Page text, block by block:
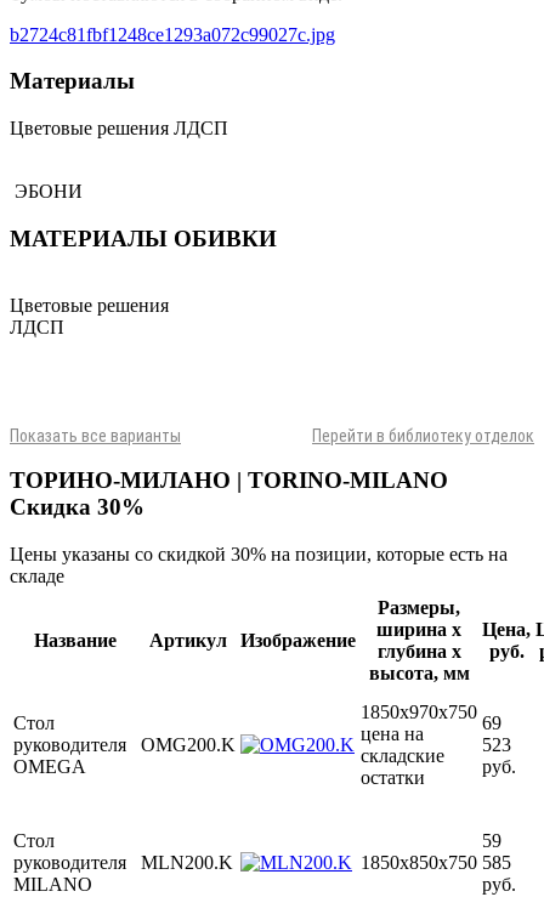
b2724c81fbf1248ce1293a072c99027c.jpg
Материалы
Цветовые решения ЛДСП
ЭБОНИ
МАТЕРИАЛЫ ОБИВКИ
Цветовые решения
ЛДСП
Показать все варианты Перейти в библиотеку отделок
ТОРИНО-МИЛАНО | TORINO-MILANO
Скидка 30%
Цены указаны со скидкой 30% на позиции, которые есть на
складе
Название Артикул Изображение
Размеры,
ширина х
глубина х
высота, мм
Цена,
руб.
Стол
руководителя
OMEGA
OMG200.K
1850х970х750
цена на
складские
остатки
69
523
руб.
Стол
руководителя
MILANO
MLN200.K 1850х850х750
59
585
руб.